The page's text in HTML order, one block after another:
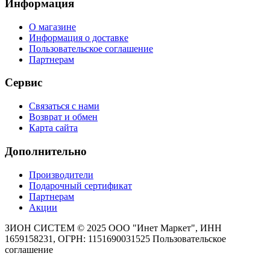
Информация
О магазине
Информация о доставке
Пользовательское соглашение
Партнерам
Сервис
Связаться с нами
Возврат и обмен
Карта сайта
Дополнительно
Производители
Подарочный сертификат
Партнерам
Акции
ЗИОН СИСТЕМ © 2025 ООО "Инет Маркет", ИНН
1659158231, ОГРН: 1151690031525 Пользовательское
соглашение